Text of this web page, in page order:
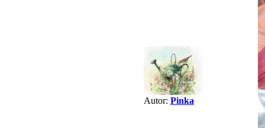
Autor: Pinka